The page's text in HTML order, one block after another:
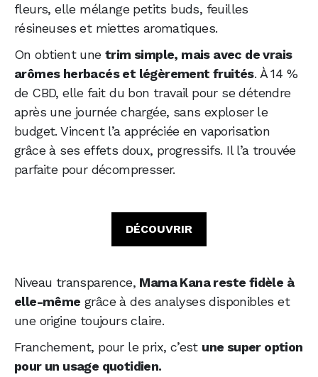
fleurs, elle mélange petits buds, feuilles
résineuses et miettes aromatiques.
On obtient une trim simple, mais avec de vrais
arômes herbacés et légèrement fruités. À 14 %
de CBD, elle fait du bon travail pour se détendre
après une journée chargée, sans exploser le
budget. Vincent l’a appréciée en vaporisation
grâce à ses effets doux, progressifs. Il l’a trouvée
parfaite pour décompresser.
DÉCOUVRIR
Niveau transparence, Mama Kana reste fidèle à
elle-même grâce à des analyses disponibles et
une origine toujours claire.
Franchement, pour le prix, c’est une super option
pour un usage quotidien.